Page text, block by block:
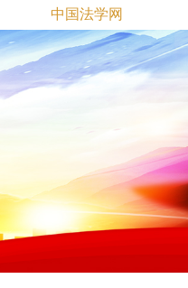
中国法学网